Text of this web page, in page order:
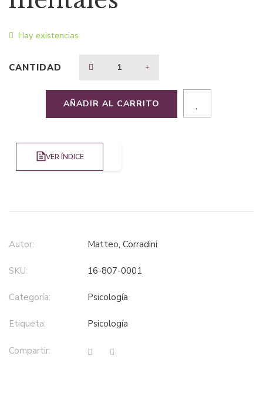
$39,49.$29,62.
Hay existencias
CANTIDAD
AÑADIR AL CARRITO
VER ÍNDICE
Autor: Matteo, Corradini
SKU: 16-807-0001
Categoría: psicología
Etiqueta: psicología
Compartir: